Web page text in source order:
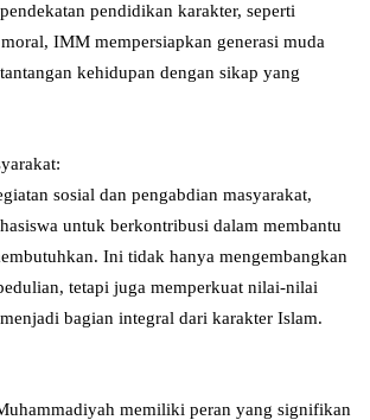
pendidikan karakter, seperti
IMM mempersiapkan generasi muda
kehidupan dengan sikap yang
sosial dan pengabdian masyarakat,
untuk berkontribusi dalam membantu
Ini tidak hanya mengembangkan
tetapi juga memperkuat nilai-nilai
bagian integral dari karakter Islam.
memiliki peran yang signifikan